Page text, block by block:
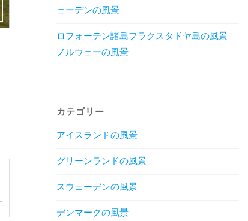
ェーデンの風景
ロフォーテン諸島フラクスタドヤ島の風景
ノルウェーの風景
カテゴリー
アイスランドの風景
グリーンランドの風景
スウェーデンの風景
デンマークの風景